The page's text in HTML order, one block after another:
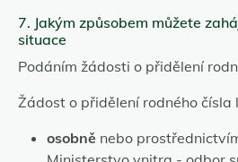
7. Jakým způsobem můžete
situace
Podáním žádosti o přidělení
Žádost o přidělení rodného čísla
osobně nebo